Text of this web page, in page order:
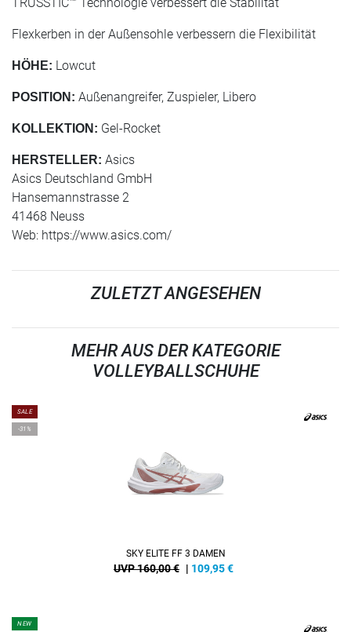
Flexkerben in der Außensohle verbessern die Flexibilität
HÖHE: Lowcut
POSITION: Außenangreifer, Zuspieler, Libero
KOLLEKTION: Gel-Rocket
HERSTELLER: Asics
Asics Deutschland GmbH
Hansemannstrasse 2
41468 Neuss
Web: https://www.asics.com/
ZULETZT ANGESEHEN
MEHR AUS DER KATEGORIE
VOLLEYBALLSCHUHE
SALE
-31%
SKY ELITE FF 3 DAMEN
UVP 160,00 € | 109,95€
NEW